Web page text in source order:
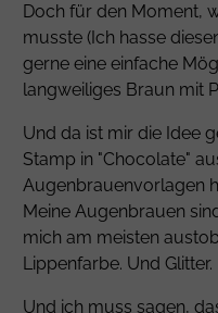
Doch für den Moment,
musste (Ich hasse
gerne eine einfache
langweiliges Braun mit
Und da ist mir die Idee
Stamp in "Chocolate"
Augenbrauenvorlagen
Meine Augenbrauen
mich am meisten
Lippenfarbe. Und Glitter.
Und ich muss sagen,